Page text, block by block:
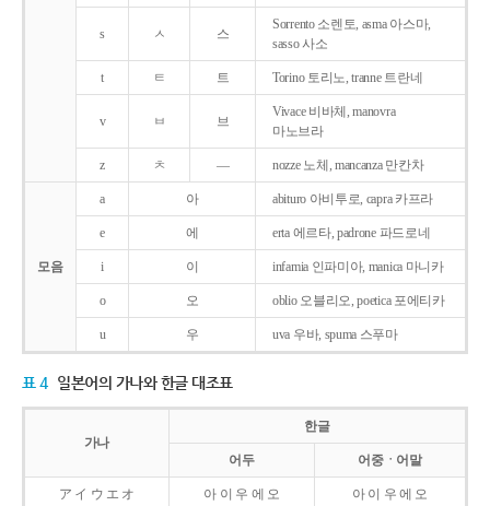
s ㅅ 스
Sorrento 소렌토, asma 아스마,
sasso 사소
t ㅌ 트 Torino 토리노, tranne 트란네
v ㅂ 브
Vivace 비바체, manovra
마노브라
z ㅊ ― nozze 노체, mancanza 만칸차
모음
a 아 abituro 아비투로, capra 카프라
e 에 erta 에르타, padrone 파드로네
i 이 infamia 인파미아, manica 마니카
o 오 oblio 오블리오, poetica 포에티카
u 우 uva 우바, spuma 스푸마
표 4 일본어의 가나와 한글 대조표
가나
한글
어두 어중ㆍ어말
ア イ ウ エ オ 아 이 우 에 오 아 이 우 에 오